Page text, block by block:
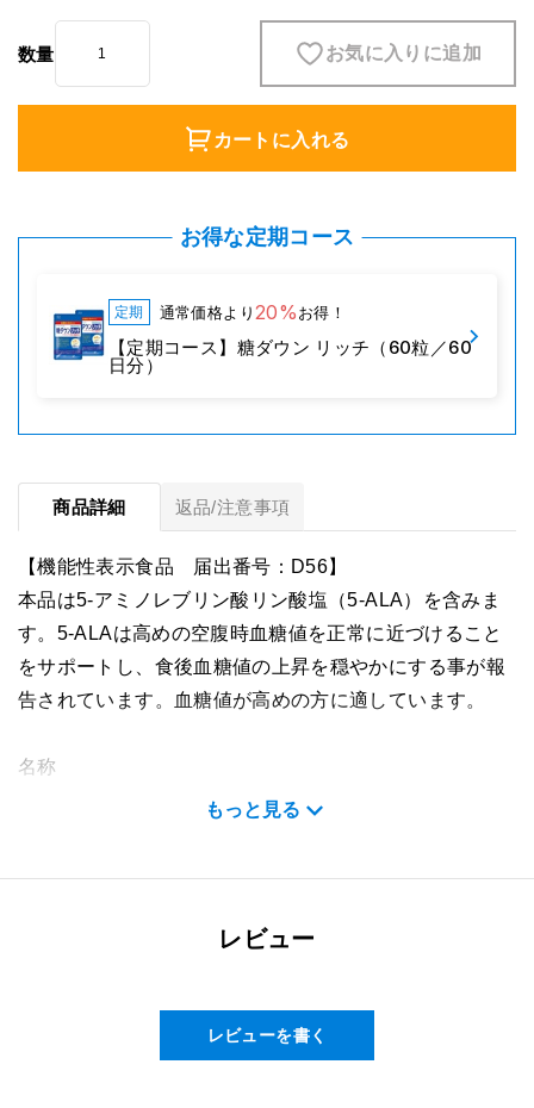
数量 お気に入りに追加
カートに入れる
商品詳細 返品/注意事項
【機能性表示食品 届出番号：D56】
本品は5-アミノレブリン酸リン酸塩（5-ALA）を含みま
す。5-ALAは高めの空腹時血糖値を正常に近づけること
をサポートし、食後血糖値の上昇を穏やかにする事が報
告されています。血糖値が高めの方に適しています。
名称
アラプラス 糖ダウン リッチ（アミノ酸含有加工食品）
もっと見る
お得な定期コース
定期 通常価格より20%お得！
【定期コース】糖ダウン リッチ（60粒／60
日分）
レビュー
レビューを書く